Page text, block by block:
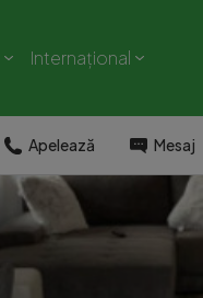
Internațional
Apelează Mesaj